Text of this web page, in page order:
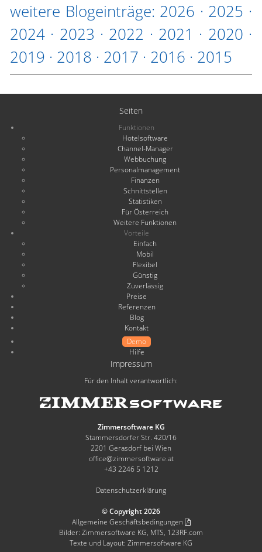
weitere Blogeinträge: 2026 · 2025 ·
2024 · 2023 · 2022 · 2021 · 2020 ·
2019 · 2018 · 2017 · 2016 · 2015
Seiten
Funktionen
Hotelsoftware
Channel-Manager
Webbuchung
Personalmanagement
Finanzen
Schnittstellen
Statistiken
Für Österreich
Weitere Funktionen
Vorteile
Einfach
Mobil
Flexibel
Günstig
Zuverlässig
Preise
Referenzen
Blog
Kontakt
Demo
Hilfe
Impressum
Für den Inhalt verantwortlich:
Zimmersoftware KG
Stammersdorfer Str. 420/16
2201 Gerasdorf bei Wien
office@zimmersoftware.at
+43 2246 5 1212
Datenschutzerklärung
© Copyright 2026
Allgemeine Geschäftsbedingungen
Bilder: Zimmersoftware KG, MTS, 123RF.com
Texte und Layout: Zimmersoftware KG